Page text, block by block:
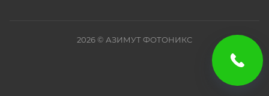
2026© АЗИМУТ ФОТОНИКС